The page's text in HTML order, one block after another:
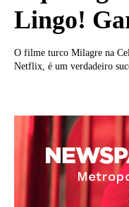
Lingo!
O filme turco Milagre na
Netflix, é um verdadeiro